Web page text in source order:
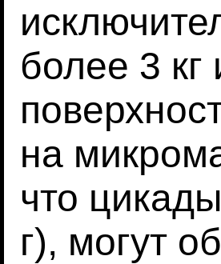
более 3 кг
на
что
г), могут